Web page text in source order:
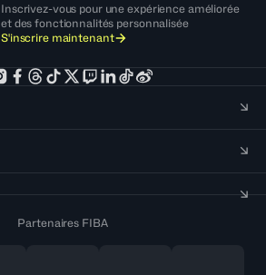
Inscrivez-vous pour une expérience améliorée
et des fonctionnalités personnalisée
S'inscrire maintenant
Partenaires FIBA